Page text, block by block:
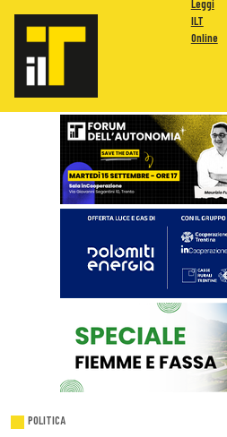
Leggi
ILT
Online
POLITICA